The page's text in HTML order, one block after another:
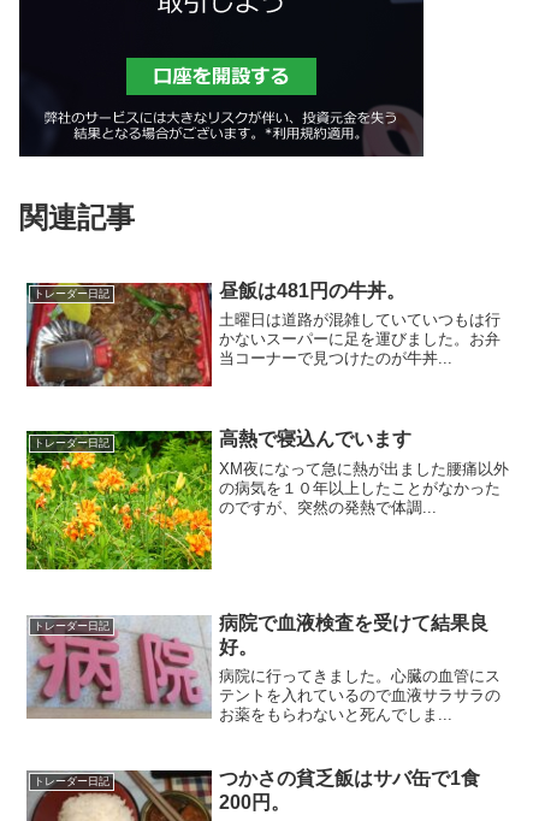
関連記事
トレーダー日記 昼飯は481円の牛丼。
土曜日は道路が混雑していていつもは行
かないスーパーに足を運びました。お弁
当コーナーで見つけたのが牛丼...
トレーダー日記 高熱で寝込んでいます
XM夜になって急に熱が出ました腰痛以外
の病気を１０年以上したことがなかった
のですが、突然の発熱で体調...
トレーダー日記
病院で血液検査を受けて結果良
好。
病院に行ってきました。心臓の血管にス
テントを入れているので血液サラサラの
お薬をもらわないと死んでしま...
トレーダー日記
つかさの貧乏飯はサバ缶で1食
200円。